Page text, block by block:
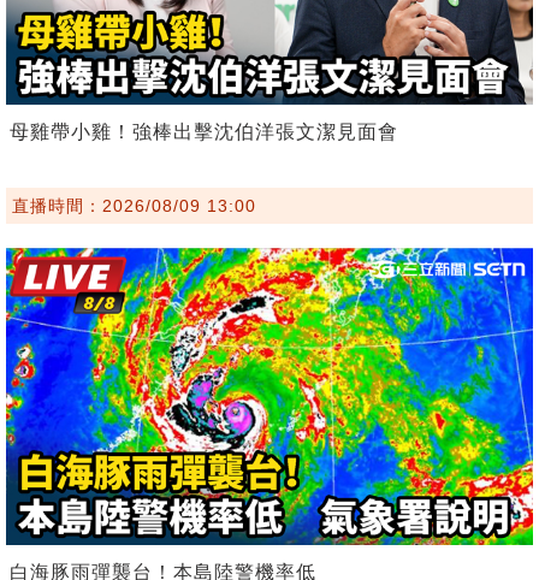
母雞帶小雞！強棒出擊沈伯洋張文潔見面會
直播時間：2026/08/09 13:00
白海豚雨彈襲台！本島陸警機率低